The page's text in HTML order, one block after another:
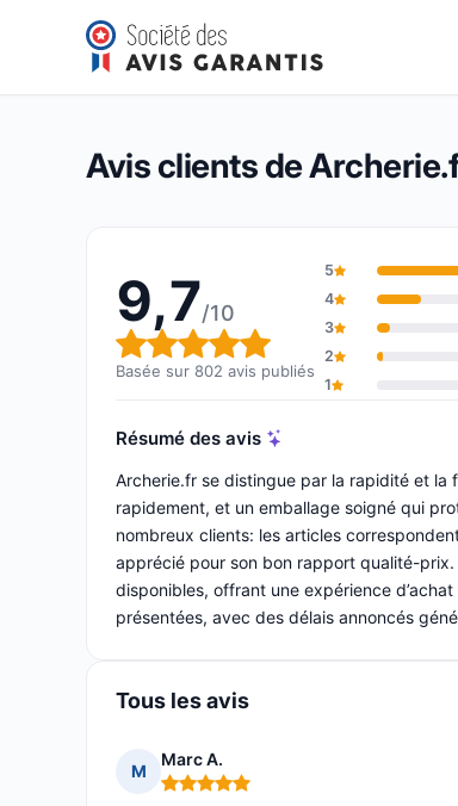
Archerie.fr
Note globale : 9,7 sur 10
9,7/10(802 avis)
Avis clients de
9,7/10
Note globale : 9,7 sur 10
Basée sur 802 avis publiés
5
4
3
2
1
Résumé des avis
Archerie.fr se distingue par la rapidité et la
rapidement, et un emballage soigné qui
nombreux clients: les articles
apprécié pour son bon rapport qualité-
disponibles, offrant une expérience
présentées, avec des délais annoncés
Tous les avis
M
Marc A.
Note : 5 sur 5